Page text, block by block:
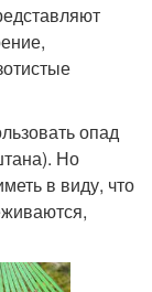
опад
Но
в виду, что